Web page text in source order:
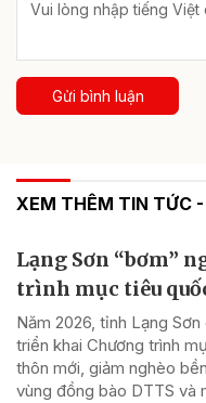
Gửi bình luận
XEM THÊM TIN TỨC -
Lạng Sơn “bơm”
trình mục tiêu
Năm 2026, tỉnh Lạng
triển khai Chương trình
thôn mới, giảm nghèo
vùng đồng bào DTTS và